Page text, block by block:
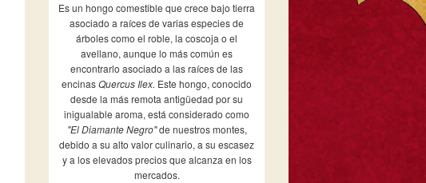
Es un hongo comestible que crece bajo tierra
asociado a raíces de varias especies de
árboles como el roble, la coscoja o el
avellano, aunque lo más común es
encontrarlo asociado a las raíces de las
encinasQuercus Ilex. Este hongo, conocido
desde la más remota antigüedad por su
inigualable aroma, está considerado como
"El Diamante Negro"de nuestros montes,
debido a su alto valor culinario, a su escasez
y a los elevados precios que alcanza en los
mercados.